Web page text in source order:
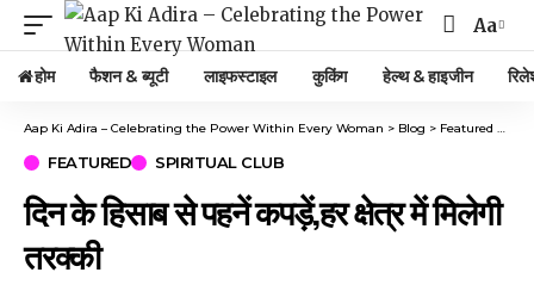
Aa
होम फैशन & ब्यूटी लाइफस्टाइल कुकिंग हेल्थ & हाइजीन
Aap Ki Adira – Celebrating the Power Within Every Woman > Blog > Featured
FEATURED SPIRITUAL CLUB
दिन के हिसाब से पहनें कपड़ें,हर क्षेत्र में मिलेगी
तरक्की